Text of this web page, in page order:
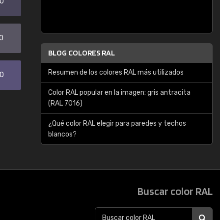
BLOG COLORES RAL
Resumen de los colores RAL más utilizados
Color RAL popular en la imagen: gris antracita
(RAL 7016)
¿Qué color RAL elegir para paredes y techos
blancos?
Buscar color RAL